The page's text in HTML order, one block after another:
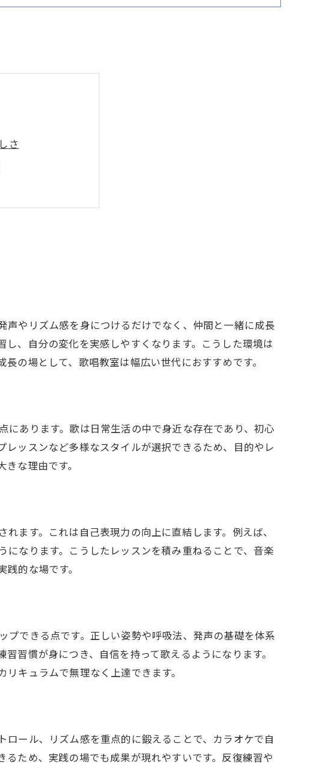
さ
仕組み
整理
ト
ッスン活用術
なポイント
とは
ストレーニング
イント
る自信
は
ー
ッスン
工夫
法
やリズム感を身につけるだけでなく、仲間と一緒に成長
、自分の変化を実感しやすくなります。こうした環境は
の場として、歌唱教室は幅広い世代におすすめです。
あります。歌は日常生活の中で身近な存在であり、初心
ッスンなど多様なスタイルが選択できるため、目的やレ
な理由です。
ます。これは自己表現力の向上に直結します。例えば、
なります。こうしたレッスンを積み重ねることで、音楽
的な場です。
できる点です。正しい姿勢や呼吸法、発声の基礎を体系
習慣が身につき、自信を持って歌えるようになります。
キュラムで無理なく上達できます。
ール、リズム感を重点的に鍛えることで、カラオケで自
ため、実践の場でも成果が現れやすいです。反復練習や